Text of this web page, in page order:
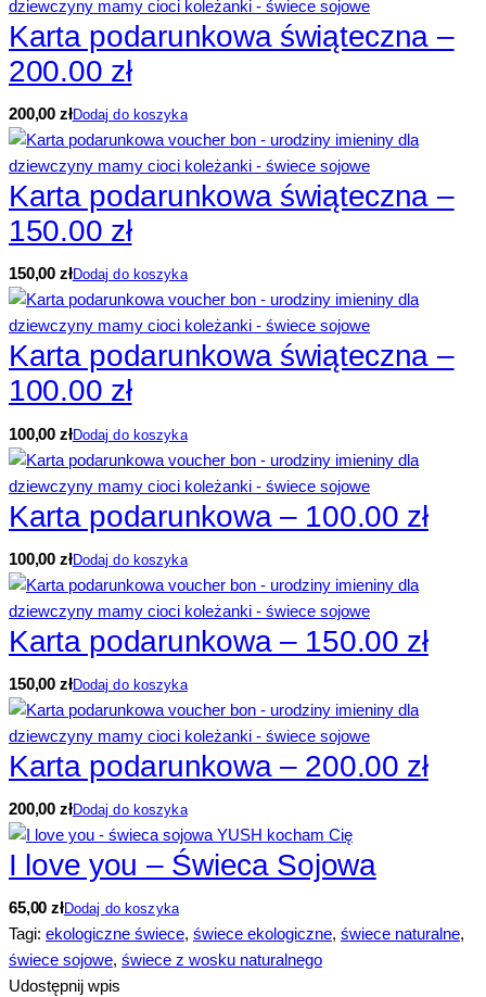
Karta podarunkowa świąteczna –
200.00 zł
200,00 złDodaj do koszyka
Karta podarunkowa świąteczna –
150.00 zł
150,00 złDodaj do koszyka
Karta podarunkowa świąteczna –
100.00 zł
100,00 złDodaj do koszyka
Karta podarunkowa – 100.00 zł
100,00 złDodaj do koszyka
Karta podarunkowa – 150.00 zł
150,00 złDodaj do koszyka
Karta podarunkowa – 200.00 zł
200,00 złDodaj do koszyka
I love you – Świeca Sojowa
65,00złDodaj do koszyka
Tagi: ekologiczne świece, świece ekologiczne, świece naturalne,
świece sojowe, świece z wosku naturalnego
Udostępnij wpis